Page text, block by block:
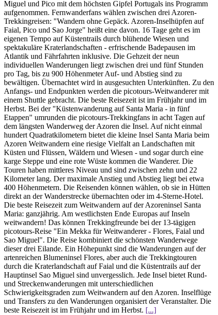
Miguel und Pico mit dem höchsten Gipfel Portugals ins Programm
aufgenommen. Fernwanderfans wählen zwischen drei Azoren-
Trekkingreisen: "Wandern ohne Gepäck. Azoren-Inselhüpfen auf
Faial, Pico und Sao Jorge" heißt eine davon. 16 Tage geht es im
eigenen Tempo auf Küstentrails durch blühende Wiesen und
spektakuläre Kraterlandschaften - erfrischende Badepausen im
Atlantik und Fährfahrten inklusive. Die Gehzeit der neun
individuellen Wanderungen liegt zwischen drei und fünf Stunden
pro Tag, bis zu 900 Höhenmeter Auf- und Abstieg sind zu
bewältigen. Übernachtet wird in ausgesuchten Unterkünften. Zu den
Anfangs- und Endpunkten werden die picotours-Weitwanderer mit
einem Shuttle gebracht. Die beste Reisezeit ist im Frühjahr und im
Herbst. Bei der "Küstenwanderung auf Santa Maria - in fünf
Etappen" umrunden die picotours-Trekkingfans in acht Tagen auf
dem längsten Wanderweg der Azoren die Insel. Auf nicht einmal
hundert Quadratkilometern bietet die kleine Insel Santa Maria beim
Azoren Weitwandern eine riesige Vielfalt an Landschaften mit
Küsten und Flüssen, Wäldern und Wiesen - und sogar durch eine
karge Steppe und eine rote Wüste kommen die Wanderer. Die
Touren haben mittleres Niveau und sind zwischen zehn und 22
Kilometer lang. Der maximale Anstieg und Abstieg liegt bei etwa
400 Höhenmetern. Die Reisenden können wählen, ob sie in Hütten
direkt an der Wanderstrecke übernachten oder im 4-Sterne-Hotel.
Die beste Reisezeit zum Weitwandern auf der Azoreninsel Santa
Maria: ganzjährig. Am westlichsten Ende Europas auf Inseln
weitwandern! Das können Trekkingfreunde bei der 13-tägigen
picotours-Reise "Ein Mekka für Weitwanderer - Flores, Faial und
Sao Miguel". Die Reise kombiniert die schönsten Wanderwege
dieser drei Eilande. Ein Höhepunkt sind die Wanderungen auf der
artenreichen Blumeninsel Flores, aber auch die Trekkingtouren
durch die Kraterlandschaft auf Faial und die Küstentrails auf der
Hauptinsel Sao Miguel sind unvergesslich. Jede Insel bietet Rund-
und Streckenwanderungen mit unterschiedlichen
Schwierigkeitsgraden zum Weitwandern auf den Azoren. Inselflüge
und Transfers zu den Wanderungen organisiert der Veranstalter. Die
beste Reisezeit ist im Frühjahr und im Herbst. [...]